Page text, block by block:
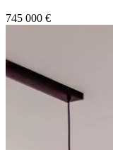
745 000 €